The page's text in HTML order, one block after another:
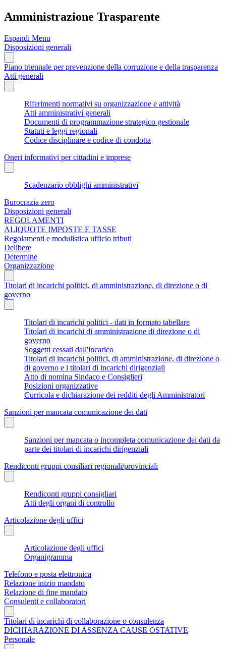
Amministrazione Trasparente
Espandi Menu
Disposizioni generali
Piano triennale per prevenzione della corruzione e della trasparenza
Atti generali
Riferimenti normativi su organizzazione e attività
Atti amministrativi generali
Documenti di programmazione strategico gestionale
Statuti e leggi regionali
Codice disciplinare e codice di condotta
Oneri informativi per cittadini e imprese
Scadenzario obblighi amministrativi
Burocrazia zero
Disposizioni generali
REGOLAMENTI
ALIQUOTE IMPOSTE E TASSE
Regolamenti e modulistica ufficio tributi
Delibere
Determine
Organizzazione
Titolari di incarichi politici, di amministrazione, di direzione o di
governo
Titolari di incarichi politici - dati in formato tabellare
Titolari di incarichi di amministrazione di direzione o di
governo
Soggetti cessati dall'incarico
Titolari di incarichi politici, di amministrazione, di direzione o
di governo e i titolari di incarichi dirigenziali
Atto di nomina Sindaco e Consiglieri
Posizioni organizzative
Curricola e dichiarazione dei redditi degli Amministratori
Sanzioni per mancata comunicazione dei dati
Sanzioni per mancata o incompleta comunicazione dei dati da
parte dei titolari di incarichi dirigenziali
Rendiconti gruppi consiliari regionali/provinciali
Rendiconti gruppi consigliari
Atti degli organi di controllo
Articolazione degli uffici
Articolazione degli uffici
Organigramma
Telefono e posta elettronica
Relazione inizio mandato
Relazione di fine mandato
Consulenti e collaboratori
Titolari di incarichi di collaborazione o consulenza
DICHIARAZIONE DI ASSENZA CAUSE OSTATIVE
Personale